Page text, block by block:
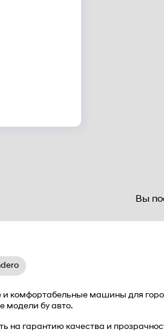
Вы
комфортабельные машины для
модели бу авто.
на гарантию качества и